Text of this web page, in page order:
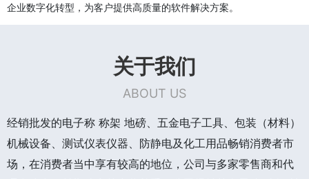
企业数字化转型，为客户提供高质量的软件解决方案。
关于我们
ABOUT US
经销批发的电子称 称架 地磅、五金电子工具、包装（材料）
机械设备、测试仪表仪器、防静电及化工用品畅销消费者市
场，在消费者当中享有较高的地位，公司与多家零售商和代